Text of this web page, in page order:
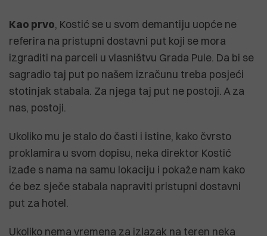
Kao prvo, Kostić se u svom demantiju uopće ne
referira na pristupni dostavni put koji se mora
izgraditi na parceli u vlasništvu Grada Pule. Da bi se
sagradio taj put po našem izračunu treba posjeći
stotinjak stabala. Za njega taj put ne postoji. A za
nas, postoji.
Ukoliko mu je stalo do časti i istine, kako čvrsto
proklamira u svom dopisu, neka direktor Kostić
izađe s nama na samu lokaciju i pokaže nam kako
će bez sječe stabala napraviti pristupni dostavni
put za hotel.
Ukoliko nema vremena za izlazak na teren neka